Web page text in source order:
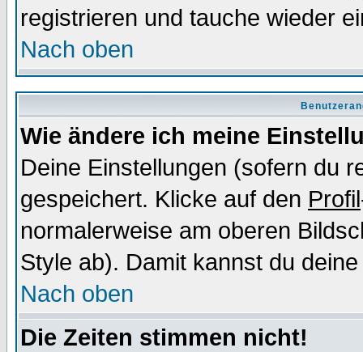
registrieren und tauche wieder
Nach oben
Wie ändere ich meine
Deine Einstellungen (sofern du
gespeichert. Klicke auf den Profil
normalerweise am oberen
Style ab). Damit kannst du
Nach oben
Die Zeiten stimmen nicht!